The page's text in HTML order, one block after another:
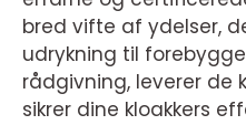
bred vifte af ydelser,
udrykning til
rådgivning, leverer de
sikrer dine kloakkers